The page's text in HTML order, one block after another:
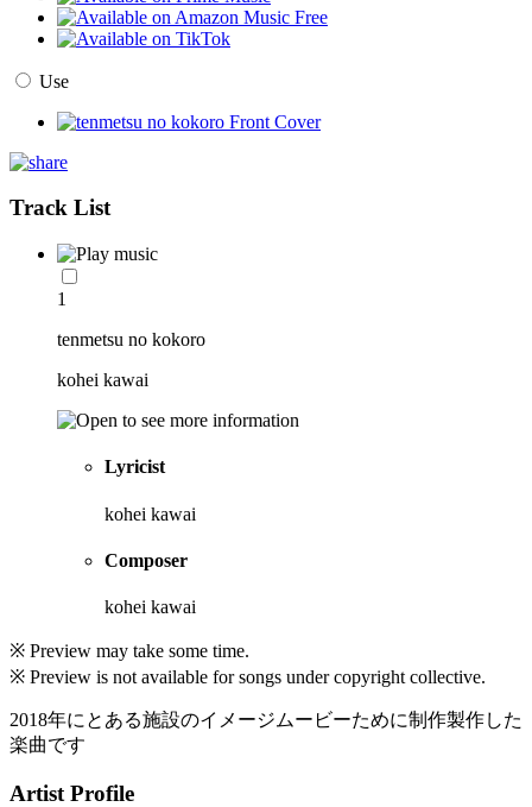
Use
Track List
1
tenmetsu no kokoro
kohei kawai
Lyricist
kohei kawai
Composer
kohei kawai
※ Preview may take some time.
※ Preview is not available for songs under copyright collective.
2018年にとある施設のイメージムービーために制作製作した
楽曲です
Artist Profile